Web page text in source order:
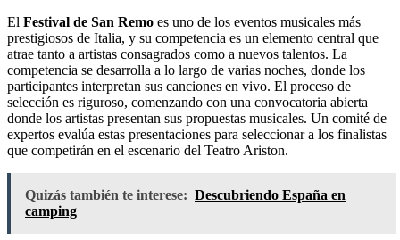
El Festival de San Remo es uno de los eventos musicales más
prestigiosos de Italia, y su competencia es un elemento central que
atrae tanto a artistas consagrados como a nuevos talentos. La
competencia se desarrolla a lo largo de varias noches, donde los
participantes interpretan sus canciones en vivo. El proceso de
selección es riguroso, comenzando con una convocatoria abierta
donde los artistas presentan sus propuestas musicales. Un comité de
expertos evalúa estas presentaciones para seleccionar a los finalistas
que competirán en el escenario del Teatro Ariston.
Quizás también te interese: Descubriendo España en
camping